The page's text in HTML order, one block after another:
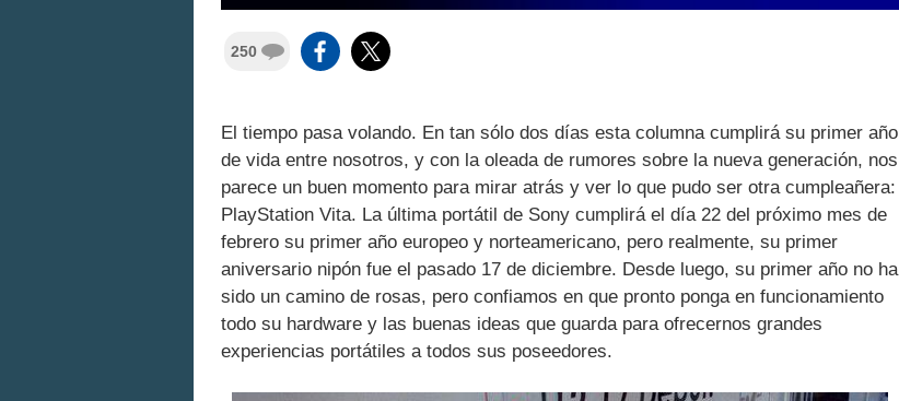
250
El tiempo pasa volando. En tan sólo dos días esta columna cumplirá su primer año
de vida entre nosotros, y con la oleada de rumores sobre la nueva generación, nos
parece un buen momento para mirar atrás y ver lo que pudo ser otra cumpleañera:
PlayStation Vita. La última portátil de Sony cumplirá el día 22 del próximo mes de
febrero su primer año europeo y norteamericano, pero realmente, su primer
aniversario nipón fue el pasado 17 de diciembre. Desde luego, su primer año no ha
sido un camino de rosas, pero confiamos en que pronto ponga en funcionamiento
todo su hardware y las buenas ideas que guarda para ofrecernos grandes
experiencias portátiles a todos sus poseedores.